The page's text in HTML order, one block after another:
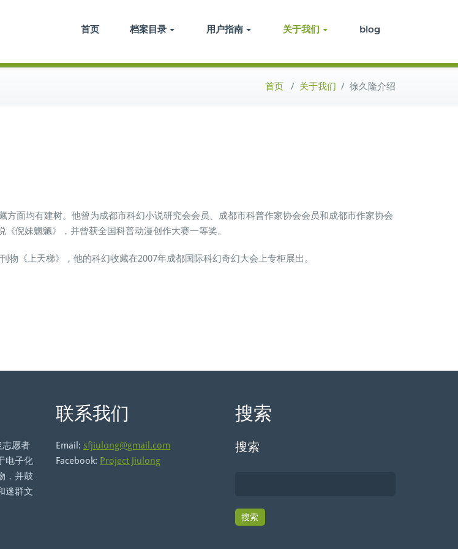
首页 档案目录 用户指南 关于我们 blog
首页 / 关于我们 / 徐久隆介绍
面均有建树。他曾为成都市科幻小说研究会会员、成都市科普作家协会会员和成都市作家协会
倪妹魍魉》，并曾获全国科普动漫创作大赛一等奖。
物《上天梯》，他的科幻收藏在2007年成都国际科幻奇幻大会上专柜展出。
志愿者
电子化
，并鼓
迷群文
联系我们
Email: sfjiulong@gmail.com
Facebook: Project Jiulong
搜索
搜索
搜索